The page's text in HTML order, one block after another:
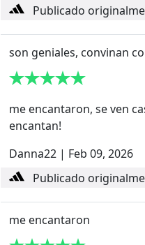
Publicado
son geniales, convinan
me encantaron, se ven
encantan!
Danna22 | Feb 09, 2026
Publicado
me encantaron